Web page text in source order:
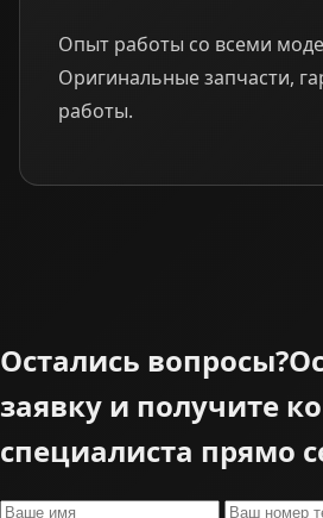
Опыт работы со всеми
Оригинальные запчасти,
работы.
Остались вопросы?
заявку и получите
специалиста прямо